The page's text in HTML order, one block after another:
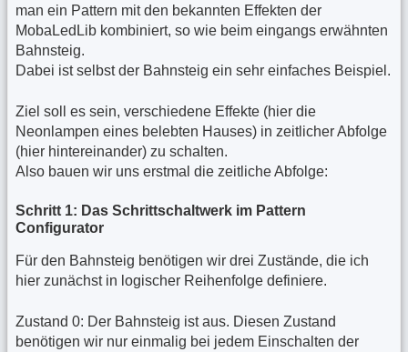
man ein Pattern mit den bekannten Effekten der
MobaLedLib kombiniert, so wie beim eingangs erwähnten
Bahnsteig.
Dabei ist selbst der Bahnsteig ein sehr einfaches Beispiel.
Ziel soll es sein, verschiedene Effekte (hier die
Neonlampen eines belebten Hauses) in zeitlicher Abfolge
(hier hintereinander) zu schalten.
Also bauen wir uns erstmal die zeitliche Abfolge:
Schritt 1: Das Schrittschaltwerk im Pattern
Configurator
Für den Bahnsteig benötigen wir drei Zustände, die ich
hier zunächst in logischer Reihenfolge definiere.
Zustand 0: Der Bahnsteig ist aus. Diesen Zustand
benötigen wir nur einmalig bei jedem Einschalten der